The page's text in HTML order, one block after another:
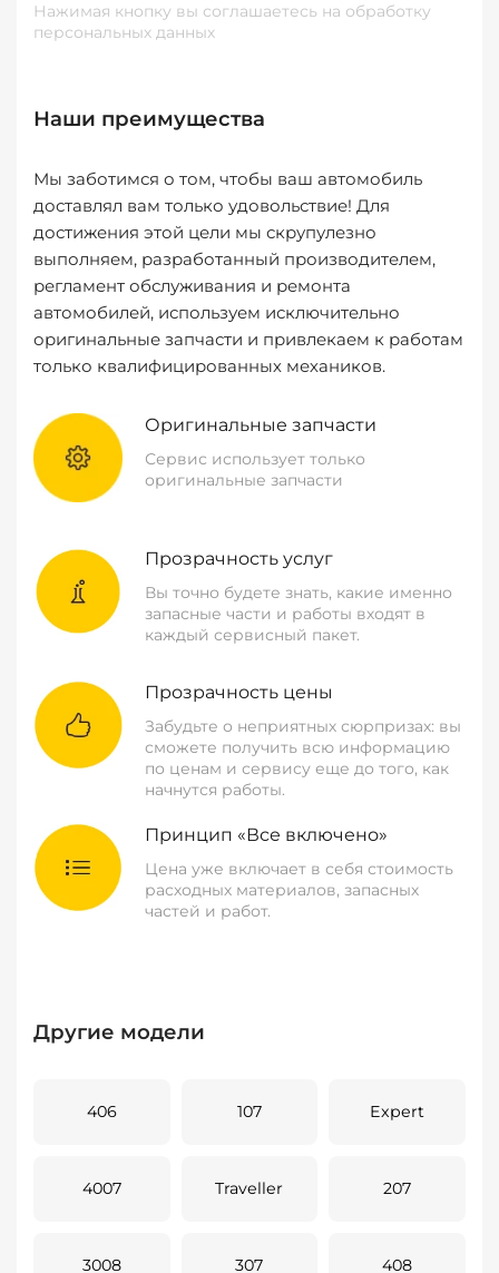
Нажимая кнопку вы соглашаетесь на обработку
персональных данных
Наши преимущества
Мы заботимся о том, чтобы ваш автомобиль
доставлял вам только удовольствие! Для
достижения этой цели мы скрупулезно
выполняем, разработанный производителем,
регламент обслуживания и ремонта
автомобилей, используем исключительно
оригинальные запчасти и привлекаем к работам
только квалифицированных механиков.
Оригинальные запчасти
Сервис использует только
оригинальные запчасти
Прозрачность услуг
Вы точно будете знать, какие именно
запасные части и работы входят в
каждый сервисный пакет.
Прозрачность цены
Забудьте о неприятных сюрпризах: вы
сможете получить всю информацию
по ценам и сервису еще до того, как
начнутся работы.
Принцип «Все включено»
Цена уже включает в себя стоимость
расходных материалов, запасных
частей и работ.
Другие модели
406 107 Expert
4007 Traveller 207
3008 307 408